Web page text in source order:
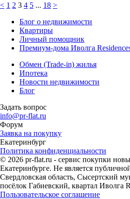
< 1 2 3 4 5 ... 18 >
Блог о недвижимости
Квартиры
Личный помощник
Премиум-дома Иволга
Обмен (Trade-in) жилья
Ипотека
Новости недвижимости
Блог
Задать вопрос
info@pr-flat.ru
Форум
Заявка на покупку
Екатеринбург
Политика конфиденциальности
© 2026 pr-flat.ru - сервис покупки
Екатеринбурге. Не является
Свердловская область, Сысертский
посёлок Габиевский, квартал Иволга
Пользовательское соглашение